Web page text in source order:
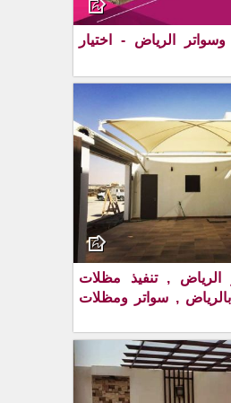
الرياض - اختيار
الرياض , تنفيذ مظلات
, سواتر ومظلات